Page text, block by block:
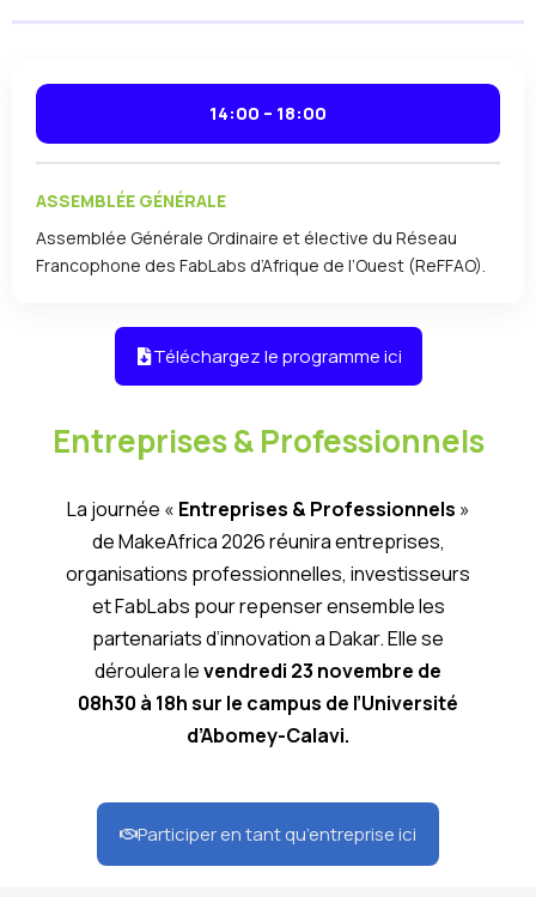
14:00 – 18:00
ASSEMBLÉE GÉNÉRALE
Assemblée Générale Ordinaire et élective du Réseau
Francophone des FabLabs d’Afrique de l’Ouest (ReFFAO).
Téléchargez le programme ici
Entreprises & Professionnels
La journée « Entreprises & Professionnels »
de MakeAfrica 2026 réunira entreprises,
organisations professionnelles, investisseurs
et FabLabs pour repenser ensemble les
partenariats d’innovation a Dakar. Elle se
déroulera levendredi 23 novembre de
08h30 à 18h sur le campus de l’Université
d’Abomey-Calavi.
Participer en tant qu’entreprise ici